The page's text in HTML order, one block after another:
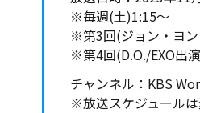
※毎週(土)1:15～
※第3回(ジョン・ヨ
※第4回(D.O./EXO出
チャンネル：KBS
※放送スケジュール